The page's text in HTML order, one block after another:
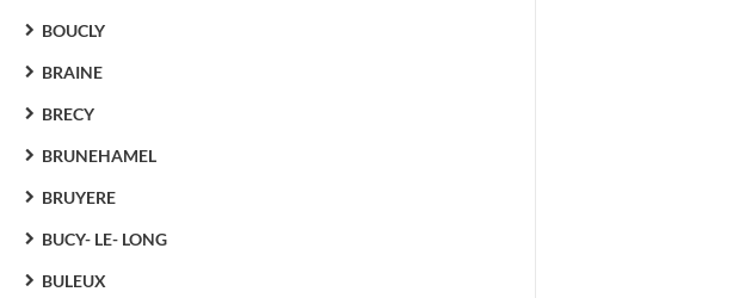
BOUCLY
BRAINE
BRECY
BRUNEHAMEL
BRUYERE
BUCY- LE- LONG
BULEUX